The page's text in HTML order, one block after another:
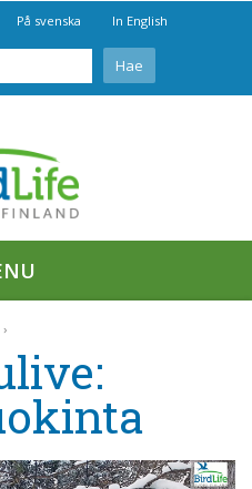
På svenska In English